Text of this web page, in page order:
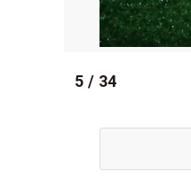
5 / 34